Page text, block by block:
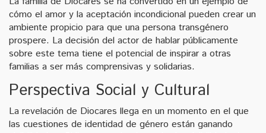
cómo el amor y la aceptación incondicional pueden crear un
ambiente propicio para que una persona transgénero
prospere. La decisión del actor de hablar públicamente
sobre este tema tiene el potencial de inspirar a otras
familias a ser más comprensivas y solidarias.
Perspectiva Social y Cultural
La revelación de Diocares llega en un momento en el que
las cuestiones de identidad de género están ganando